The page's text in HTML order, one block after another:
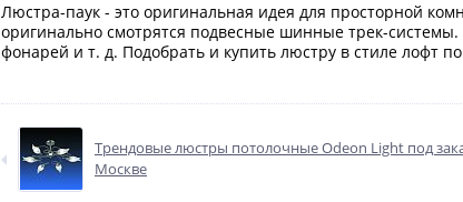
Люстра-паук - это оригинальная идея для просторной
оригинально смотрятся подвесные шинные трек-
фонарей и т. д. Подобрать и купить люстру в стиле лофт
Трендовые люстры потолочные Odeon Light под
Москве